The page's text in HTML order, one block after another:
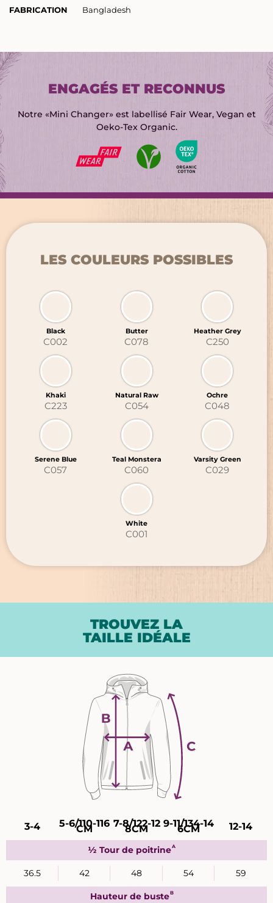
RETOUR
CHAPELLERIE
OBJETS PROMOTIONNELS
RETOUR
BRODERIE
NOUVEAUTÉ : LE DTF
FABRICATION Bangladesh
ENGAGÉS ET RECONNUS
Notre «Mini Changer» est labellisé Fair Wear, Vegan et
Oeko-Tex Organic.
LES COULEURS POSSIBLES
Black
C002
Butter
C078
Heather Grey
C250
Khaki
C223
Natural Raw
C054
Ochre
C048
Serene Blue
C057
Teal Monstera
C060
Varsity Green
C029
White
C001
TROUVEZ LA
TAILLE IDÉALE
tailles
3-4 5-6/110-116
CM 7-8/122-12
8CM 9-11/134-14
6CM 12-14
½ Tour de poitrineA
36.5 42 48 54 59
Hauteur de busteB